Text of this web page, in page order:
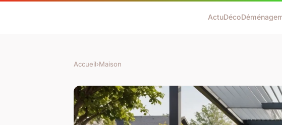
ActuDéco
Accueil›Maison